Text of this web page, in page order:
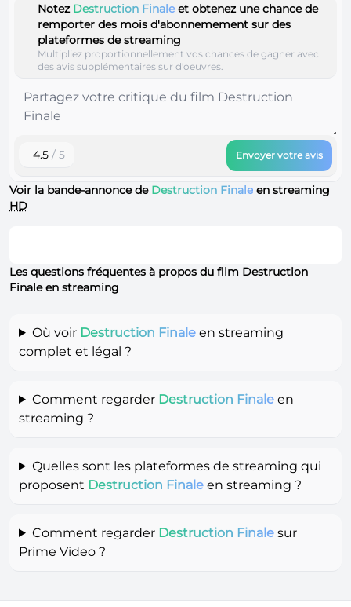
Notez Destruction Finale et obtenez une chance de
remporter des mois d'abonnemement sur des
plateformes de streaming
Multipliez proportionnellement vos chances de gagner avec
des avis supplémentaires sur d'oeuvres.
4.5 / 5 Envoyer votre avis
Voir la bande-annonce de Destruction Finale en streaming
HD
Les questions fréquentes à propos du film Destruction
Finale en streaming
Où voir Destruction Finaleen streaming
complet et légal ?
Comment regarder Destruction Finaleen
streaming ?
Quelles sont les plateformes de streaming qui
proposent Destruction Finale en streaming ?
Comment regarder Destruction Finalesur
Prime Video ?